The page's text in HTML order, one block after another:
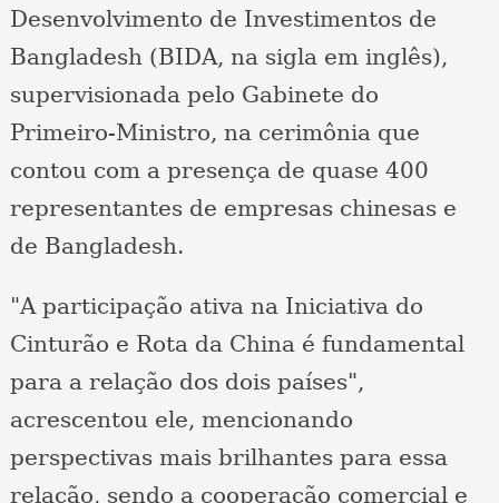
Desenvolvimento de Investimentos de
Bangladesh (BIDA, na sigla em inglês),
supervisionada pelo Gabinete do
Primeiro-Ministro, na cerimônia que
contou com a presença de quase 400
representantes de empresas chinesas e
de Bangladesh.
"A participação ativa na Iniciativa do
Cinturão e Rota da China é fundamental
para a relação dos dois países",
acrescentou ele, mencionando
perspectivas mais brilhantes para essa
relação, sendo a cooperação comercial e